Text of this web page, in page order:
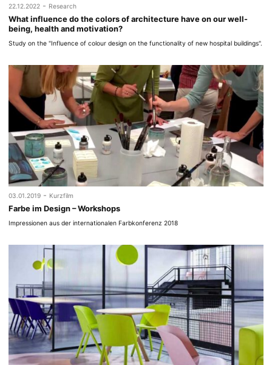
22.12.2022 - Research
What influence do the colors of architecture have on our well-
being, health and motivation?
Study on the "Influence of colour design on the functionality of new hospital buildings".
03.01.2019 - Kurzfilm
Farbe im Design – Workshops
Impressionen aus der internationalen Farbkonferenz 2018